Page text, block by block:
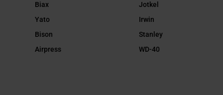
Biax
Yato
Bison
Airpress
Jotkel
Irwin
Stanley
WD-40